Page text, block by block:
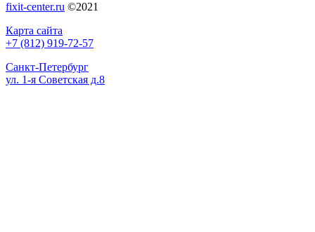
fixit-center.ru ©2021
Карта сайта
+7 (812) 919-72-57
Санкт-Петербург
ул. 1-я Советская д.8